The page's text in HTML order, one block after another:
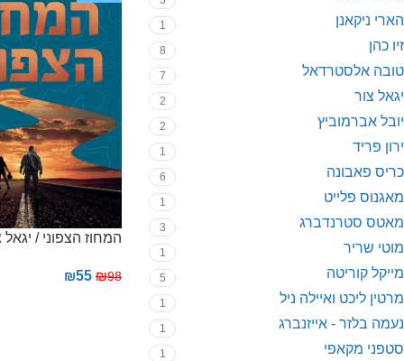
הארי ניקאנן 1
זיו כהן 8
טובה אלסטרדאל 7
יגאל צור 2
יובל אברמוביץ 2
ירון פריד 1
כריס פאבונה 6
מאגנוס פלייט 1
מאטס סטרנדברג 3
מוטי שריר 1
מייקל קוריטה 5
מרטין ליכט ואיילה ניל 1
נעמה בלזר - אייזנברג 1
סטפני מקאפי 1
המחוז הצפוני / יגאל
₪98
₪55